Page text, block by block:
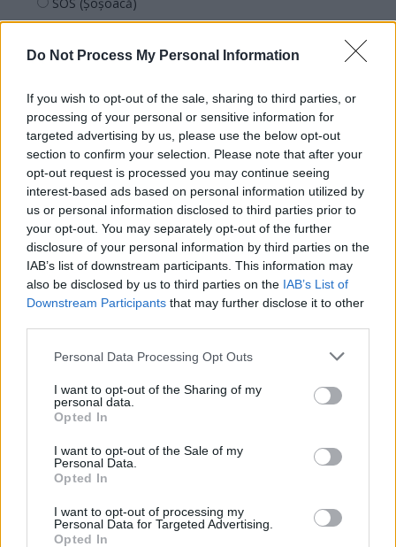
Do Not Process My Personal Information
If you wish to opt-out of the sale, sharing to third parties, or
processing of your personal or sensitive information for
targeted advertising by us, please use the below opt-out
section to confirm your selection. Please note that after your
opt-out request is processed you may continue seeing
interest-based ads based on personal information utilized by
us or personal information disclosed to third parties prior to
your opt-out. You may separately opt-out of the further
disclosure of your personal information by third parties on the
IAB’s list of downstream participants. This information may
also be disclosed by us to third parties on the IAB’s List of
Downstream Participants that may further disclose it to other
Personal Data Processing Opt Outs
I want to opt-out of the Sharing of my
personal data.
Opted In
I want to opt-out of the Sale of my
Personal Data.
Opted In
I want to opt-out of processing my
Personal Data for Targeted Advertising.
Opted In
PACE (Peia)
PDF (Lazarus)
PUSL (D. Voiculescu)
PNȚCD (Pavelescu)
PNCR (Terheș)
Partidul Patrioților (Surugiu)
FAR (Coarnă)
România pe Primul Loc (Ponta)
Altul
Arată rezultatele
Arhiva sondajelor